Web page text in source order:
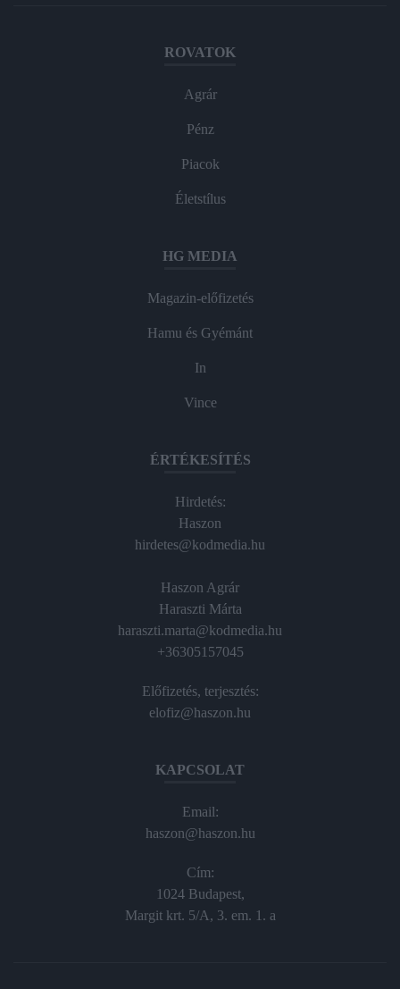
ROVATOK
Agrár
Pénz
Piacok
Életstílus
HG MEDIA
Magazin-előfizetés
Hamu és Gyémánt
In
Vince
ÉRTÉKESÍTÉS
Hirdetés:
Haszon
hirdetes@kodmedia.hu
Haszon Agrár
Haraszti Márta
haraszti.marta@kodmedia.hu
+36305157045
Előfizetés, terjesztés:
elofiz@haszon.hu
KAPCSOLAT
Email:
haszon@haszon.hu
Cím:
1024 Budapest,
Margit krt. 5/A, 3. em. 1. a